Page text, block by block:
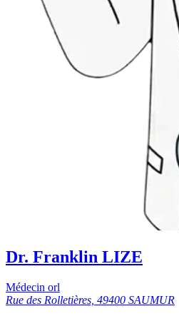
Dr. Franklin LIZE
Médecin orl
Rue des Rolletières, 49400 SAUMUR